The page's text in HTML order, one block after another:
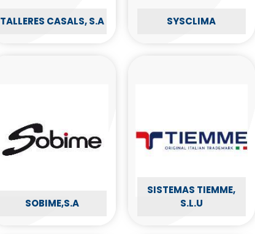
TALLERES CASALS, S.A SYSCLIMA
SOBIME,S.A
SISTEMAS TIEMME,
S.L.U